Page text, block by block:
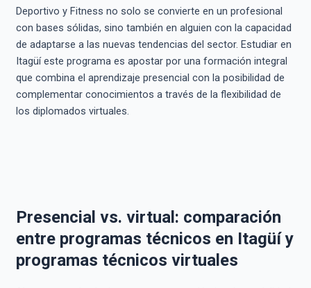
Deportivo y Fitness no solo se convierte en un profesional
con bases sólidas, sino también en alguien con la capacidad
de adaptarse a las nuevas tendencias del sector. Estudiar en
Itagüí este programa es apostar por una formación integral
que combina el aprendizaje presencial con la posibilidad de
complementar conocimientos a través de la flexibilidad de
los diplomados virtuales.
Presencial vs. virtual: comparación
entre programas técnicos en Itagüí y
programas técnicos virtuales